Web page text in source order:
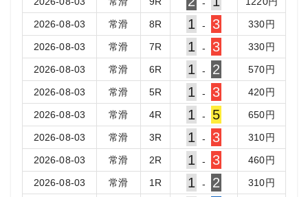
-
2026-08-03 常滑 8R 1 - 3 330円
2026-08-03 常滑 7R 1 - 3 330円
2026-08-03 常滑 6R 1 - 2 570円
2026-08-03 常滑 5R 1 - 3 420円
2026-08-03 常滑 4R 1 - 5 650円
2026-08-03 常滑 3R 1 - 3 310円
2026-08-03 常滑 2R 1 - 3 460円
2026-08-03 常滑 1 R 1 - 2 310円